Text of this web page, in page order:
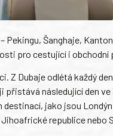
Šanghaje,
pro cestující i obchodní
Dubaje odlétá každý
přistává následující den
jako jsou
republice nebo